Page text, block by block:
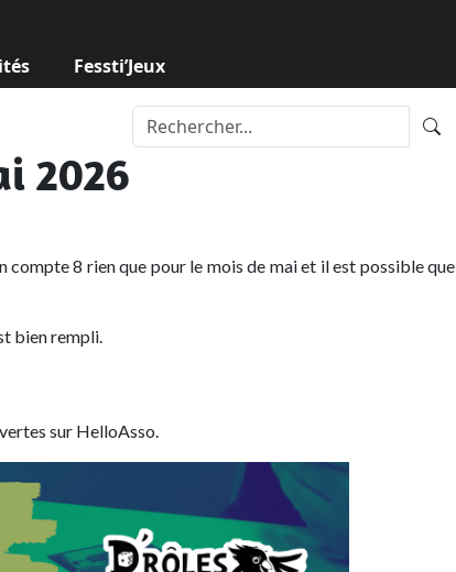
Fessti’Jeux
2026
compte 8 rien que pour le mois de mai et il est possible que
bien rempli.
sur HelloAsso.